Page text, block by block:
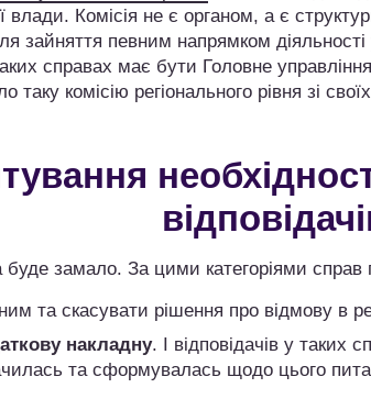
влади. Комісія не є органом, а є
зайняття певним напрямком діяльності
справах має бути Головне
таку комісію регіонального рівня зі
буде замало. За цими категоріями справ
та скасувати рішення про відмову в
накладну. І відповідачів у таких
та сформувалась щодо цього